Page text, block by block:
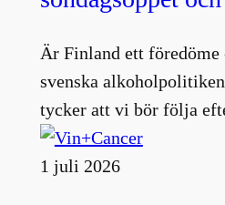
Är Finland ett föredöme
svenska
tycker att vi bör följa
1 juli 2026